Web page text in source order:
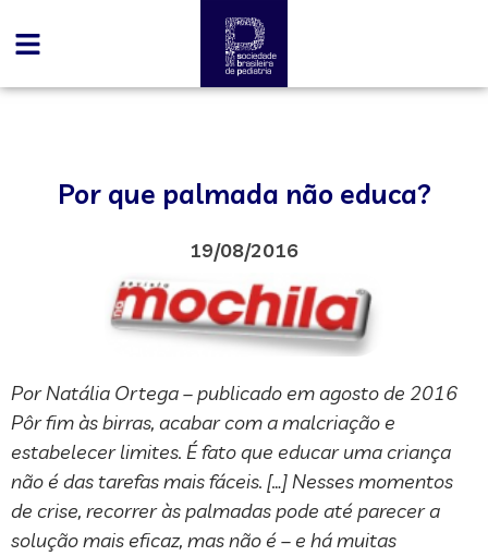
Por que palmada não educa?
19/08/2016
Por Natália Ortega – publicado em agosto de 2016
Pôr fim às birras, acabar com a malcriação e
estabelecer limites. É fato que educar uma criança
não é das tarefas mais fáceis. […] Nesses momentos
de crise, recorrer às palmadas pode até parecer a
solução mais eficaz, mas não é – e há muitas